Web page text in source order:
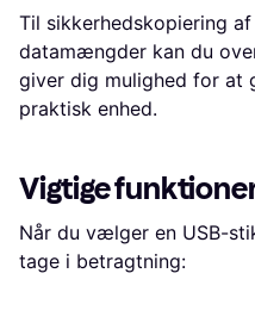
Til sikkerhedskopiering
datamængder kan du
giver dig mulighed for at
praktisk enhed.
Vigtige
Når du vælger en USB-
tage i betragtning: